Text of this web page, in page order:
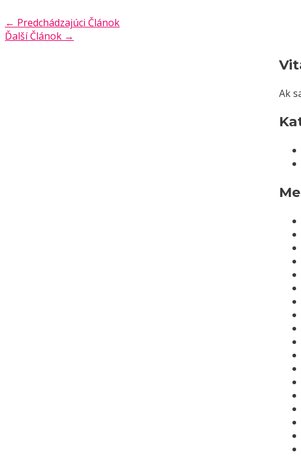
← Predchádzajúci Článok
Ďalší Článok →
Ak